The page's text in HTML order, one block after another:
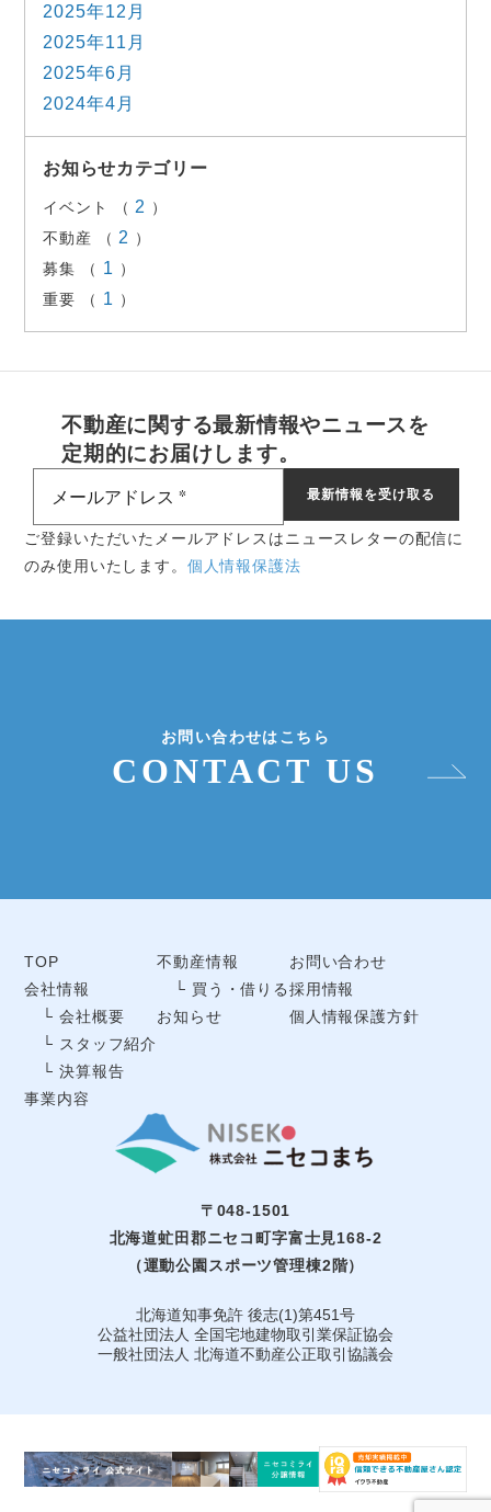
2025年12月
2025年11月
2025年6月
2024年4月
お知らせカテゴリー
イベント （ 2 ）
不動産 （ 2 ）
募集 （ 1
）
重要 （ 1 ）
不動産に関する最新情報やニュースを
定期的にお届けします。
ご登録いただいたメールアドレスはニュースレターの配信に
のみ使用いたします。 個人情報保護法
お問い合わせはこちら
CONTACT US
TOP
会社情報
└ 会社概要
└ スタッフ紹介
└ 決算報告
事業内容
不動産情報
└ 買う・借りる
お知らせ
お問い合わせ
採用情報
個人情報保護方針
〒048-1501
北海道虻田郡ニセコ町字富士見168-2
（運動公園スポーツ管理棟2階）
北海道知事免許 後志(1)第451号
公益社団法⼈ 全国宅地建物取引業保証協会
一般社団法人 北海道不動産公正取引協議会